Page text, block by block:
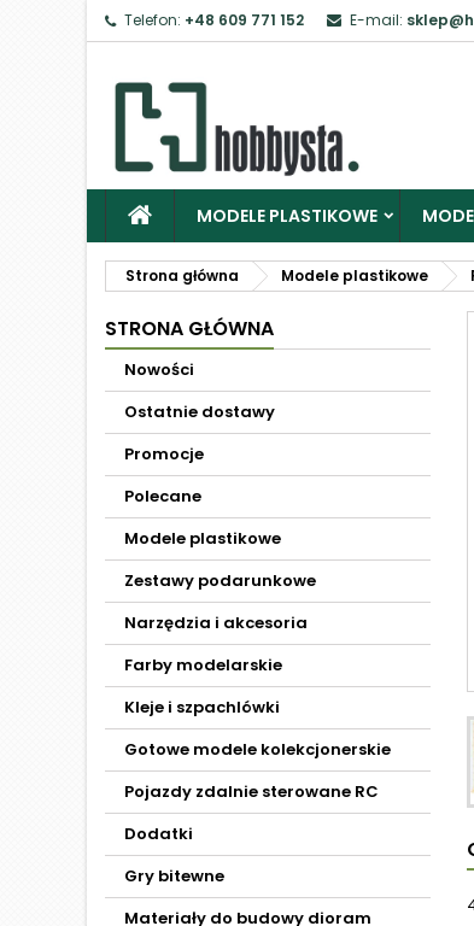
Telefon: +48 609 771 152 E-mail:
MODELE PLASTIKOWE
Strona główna Modele plastikowe
STRONA GŁÓWNA
Nowości
Ostatnie dostawy
Promocje
Polecane
Modele plastikowe
Zestawy podarunkowe
Narzędzia i akcesoria
Farby modelarskie
Kleje i szpachlówki
Gotowe modele kolekcjonerskie
Pojazdy zdalnie sterowane RC
Dodatki
Gry bitewne
Materiały do budowy dioram